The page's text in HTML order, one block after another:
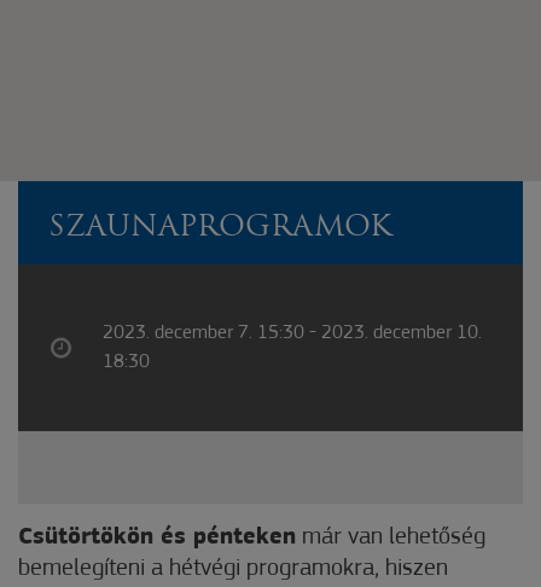
SZAUNAPROGRAMOK
2023. december 7. 15:30 - 2023. december 10.
18:30
Csütörtökön és pénteken már van lehetőség
bemelegíteni a hétvégi programokra, hiszen